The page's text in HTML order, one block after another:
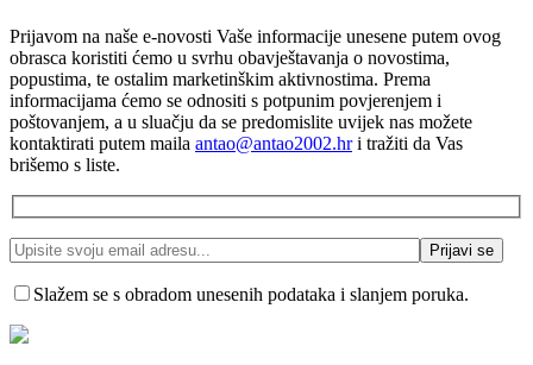
Prijavom na naše e-novosti Vaše informacije unesene putem ovog
obrasca koristiti ćemo u svrhu obavještavanja o novostima,
popustima, te ostalim marketinškim aktivnostima. Prema
informacijama ćemo se odnositi s potpunim povjerenjem i
poštovanjem, a u sluačju da se predomislite uvijek nas možete
kontaktirati putem maila antao@antao2002.hri tražiti da Vas
brišemo s liste.
Slažem se s obradom unesenih podataka i slanjem poruka.